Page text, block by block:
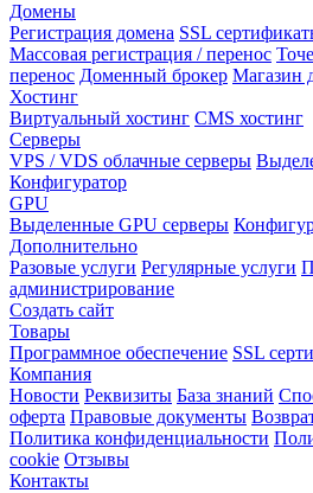
Домены
Регистрация домена SSL
Массовая регистрация / перенос
перенос Доменный брокер Магазин
Хостинг
Виртуальный хостинг CMS хостинг
Серверы
VPS / VDS облачные серверы
Конфигуратор
GPU
Выделенные GPU серверы
Дополнительно
Разовые услуги Регулярные услуги
администрирование
Создать сайт
Товары
Программное обеспечение SSL
Компания
Новости Реквизиты База знаний
оферта Правовые документы
Политика конфиденциальности
cookie Отзывы
Контакты